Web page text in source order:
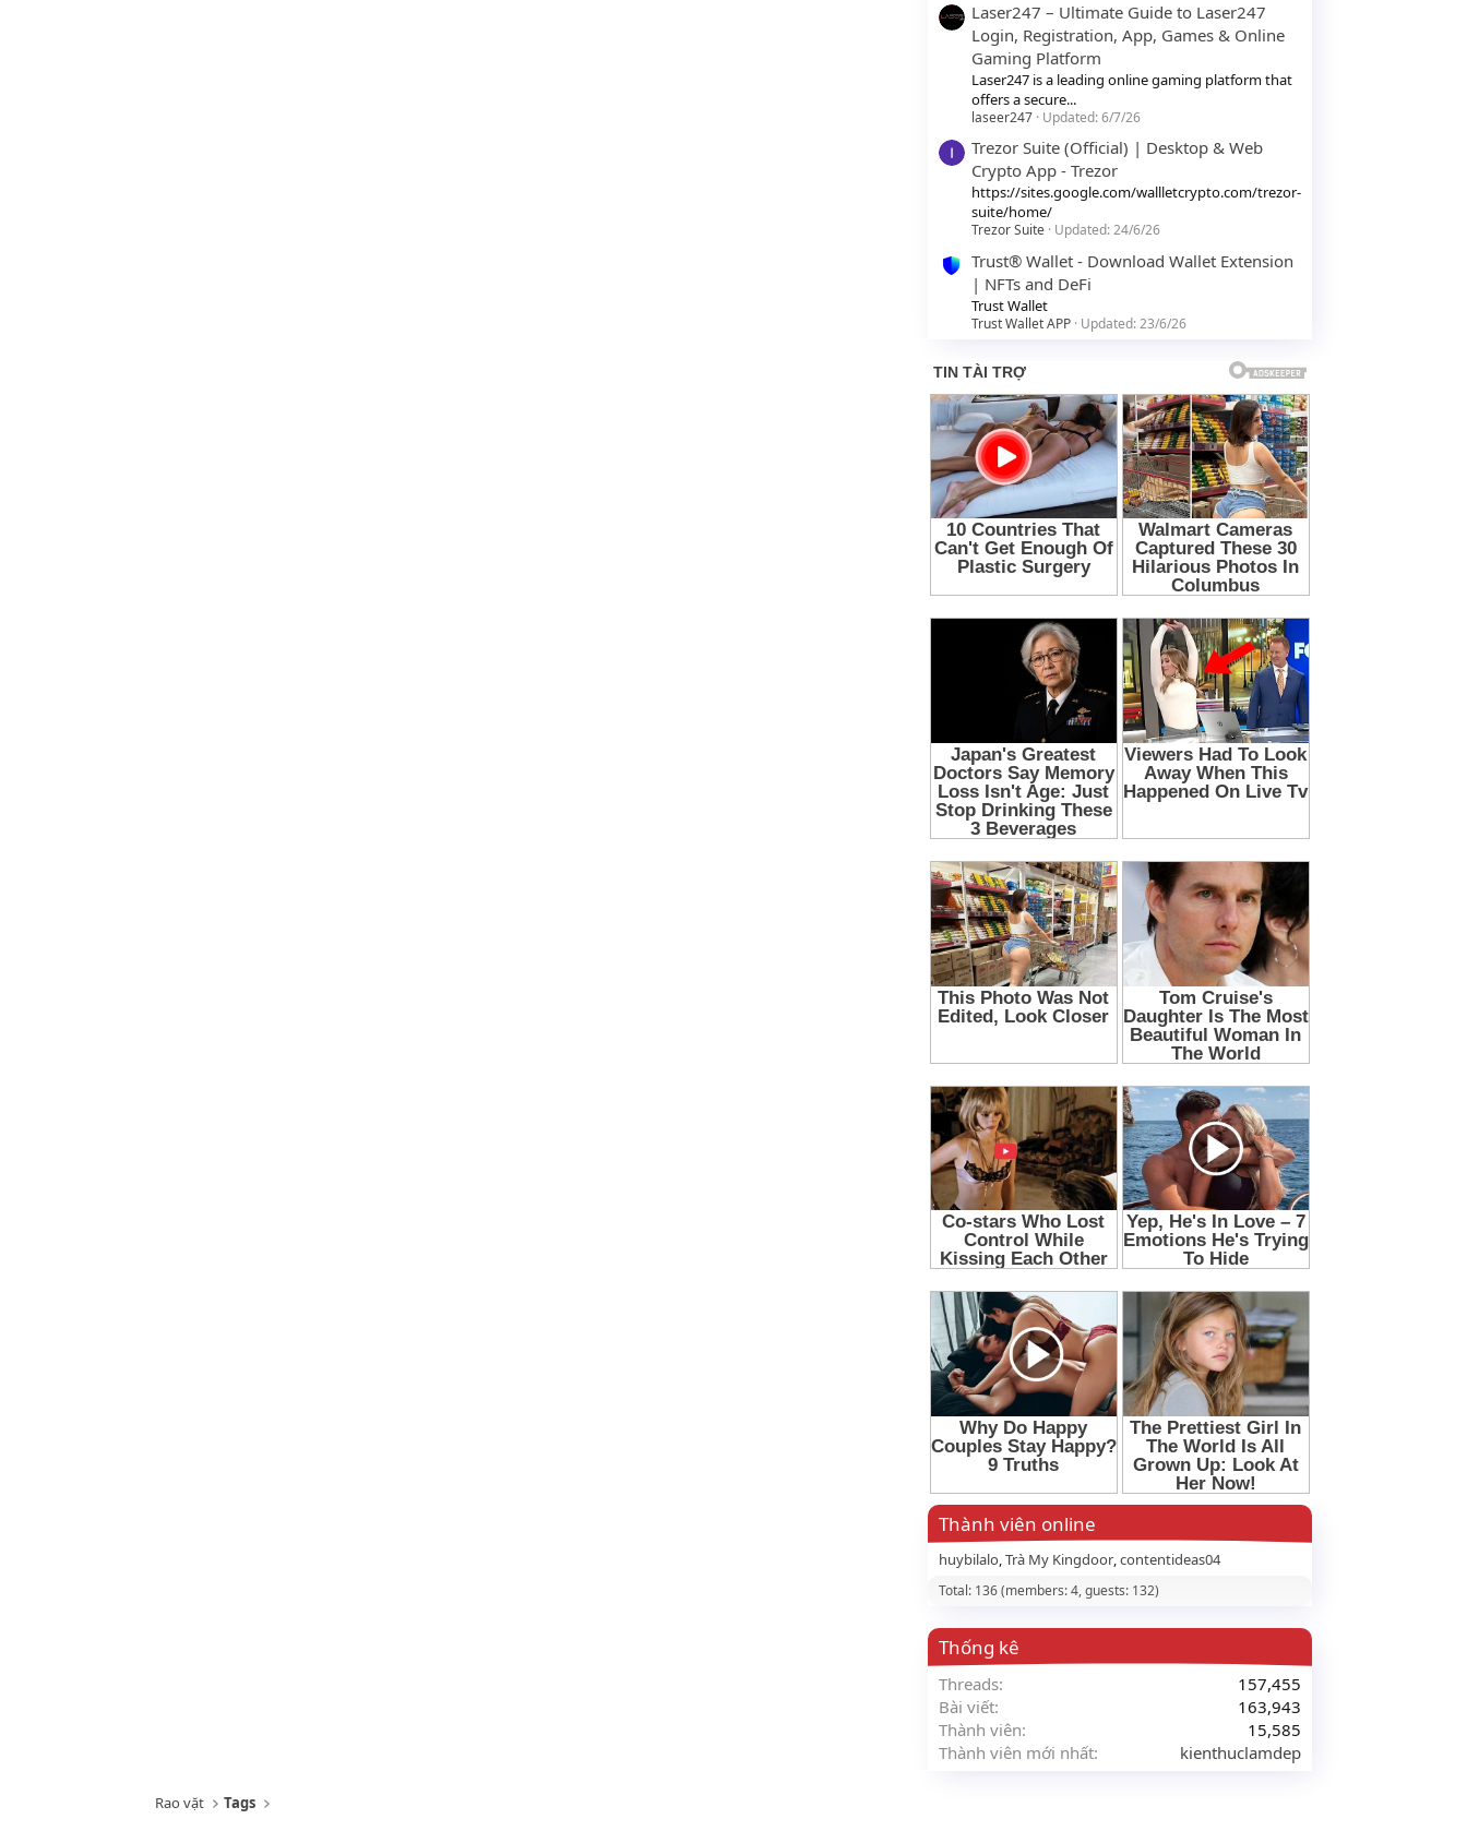
Laser247 – Ultimate Guide to Laser247
Login, Registration, App, Games & Online
Gaming Platform
Laser247 is a leading online gaming platform that
offers a secure...
laseer247 Updated:6/7/26
Trezor Suite (Official) | Desktop & Web
Crypto App - Trezor
https://sites.google.com/wallletcrypto.com/trezor-
suite/home/
Trezor Suite Updated:24/6/26
Trust® Wallet - Download Wallet Extension
| NFTs and DeFi
Trust Wallet
Trust Wallet APP Updated:23/6/26
Thành viên online
huybilalo Trà My Kingdoor contentideas04
Total: 136 (members: 4, guests: 132)
Thống kê
Threads
157,455
Bài viết
163,943
Thành viên
15,585
Thành viên mới nhất
kienthuclamdep
Rao vặt Tags